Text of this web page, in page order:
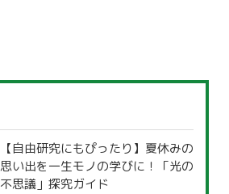
【自由研究にもぴったり】夏休みの
思い出を一生モノの学びに！「光の
不思議」探究ガイド